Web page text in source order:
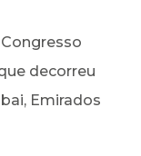
decorreu
Emirados